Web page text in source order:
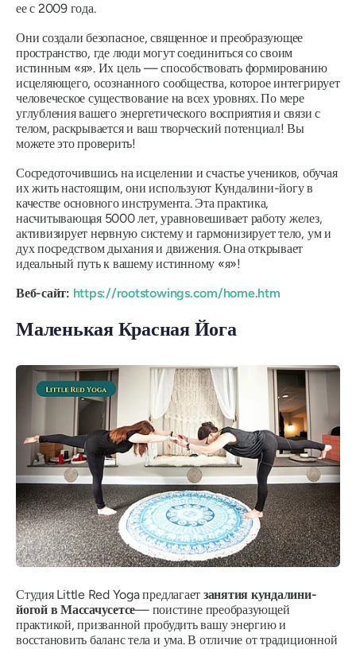
ее с 2009 года.
Они создали безопасное, священное и преобразующее
пространство, где люди могут соединиться со своим
истинным «я». Их цель — способствовать формированию
исцеляющего, осознанного сообщества, которое интегрирует
человеческое существование на всех уровнях. По мере
углубления вашего энергетического восприятия и связи с
телом, раскрывается и ваш творческий потенциал! Вы
можете это проверить!
Сосредоточившись на исцелении и счастье учеников, обучая
их жить настоящим, они используют Кундалини-йогу в
качестве основного инструмента. Эта практика,
насчитывающая 5000 лет, уравновешивает работу желез,
активизирует нервную систему и гармонизирует тело, ум и
дух посредством дыхания и движения. Она открывает
идеальный путь к вашему истинному «я»!
Веб-сайт: https://rootstowings.com/home.htm
Маленькая Красная Йога
Студия Little Red Yoga предлагает занятия кундалини-
йогой в Массачусетсе— поистине преобразующей
практикой, призванной пробудить вашу энергию и
восстановить баланс тела и ума. В отличие от традиционной